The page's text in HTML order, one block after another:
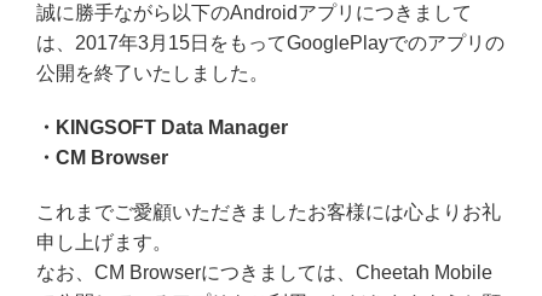
誠に勝手ながら以下のAndroidアプリにつきまして
は、2017年3月15日をもってGooglePlayでのアプリの
公開を終了いたしました。
・KINGSOFT Data Manager
・CM Browser
これまでご愛顧いただきましたお客様には心よりお礼
申し上げます。
なお、CM Browserにつきましては、Cheetah Mobile